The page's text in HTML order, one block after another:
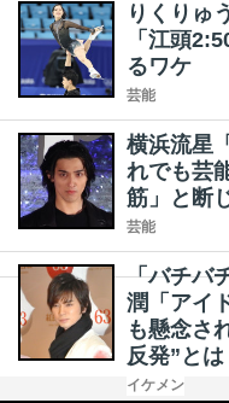
りくりゅ
「江頭
るワケ
芸能
横浜流星
れでも芸
筋」と断
芸能
「バチバ
潤「アイ
も懸念さ
反発”とは
イケメン